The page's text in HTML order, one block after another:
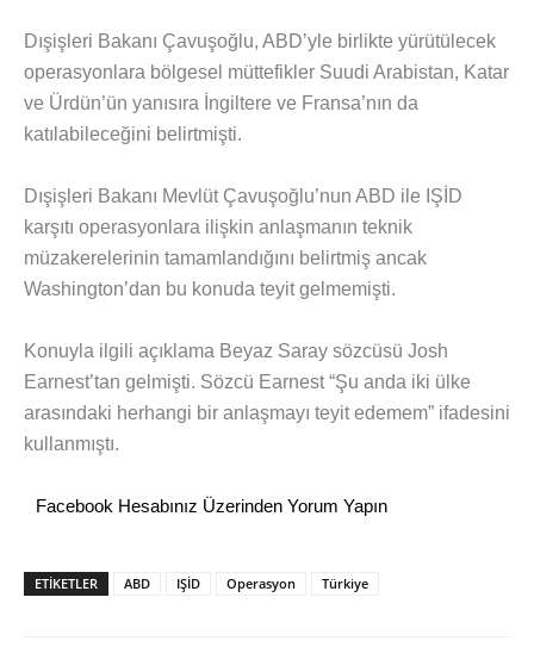
Dışişleri Bakanı Çavuşoğlu, ABD’yle birlikte yürütülecek
operasyonlara bölgesel müttefikler Suudi Arabistan, Katar
ve Ürdün’ün yanısıra İngiltere ve Fransa’nın da
katılabileceğini belirtmişti.
Dışişleri Bakanı Mevlüt Çavuşoğlu’nun ABD ile IŞİD
karşıtı operasyonlara ilişkin anlaşmanın teknik
müzakerelerinin tamamlandığını belirtmiş ancak
Washington’dan bu konuda teyit gelmemişti.
Konuyla ilgili açıklama Beyaz Saray sözcüsü Josh
Earnest’tan gelmişti. Sözcü Earnest “Şu anda iki ülke
arasındaki herhangi bir anlaşmayı teyit edemem” ifadesini
kullanmıştı.
Facebook Hesabınız Üzerinden Yorum Yapın
ETİKETLER ABD IŞİD Operasyon Türkiye